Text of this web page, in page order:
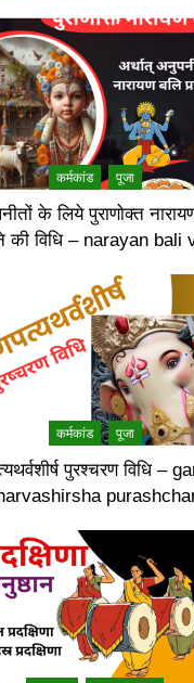
कर्मकांड
पूजा
के लिये पुराणोक्त
की विधि – narayan bali
कर्मकांड
पूजा
पुरश्चरण विधि –